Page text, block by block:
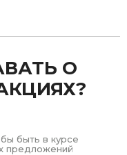
О
быть в курсе
предложений